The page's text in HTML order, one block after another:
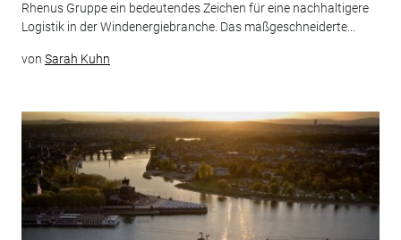
Rhenus Gruppe ein bedeutendes Zeichen für eine nachhaltigere
Logistik in der Windenergiebranche. Das maßgeschneiderte...
von Sarah Kuhn